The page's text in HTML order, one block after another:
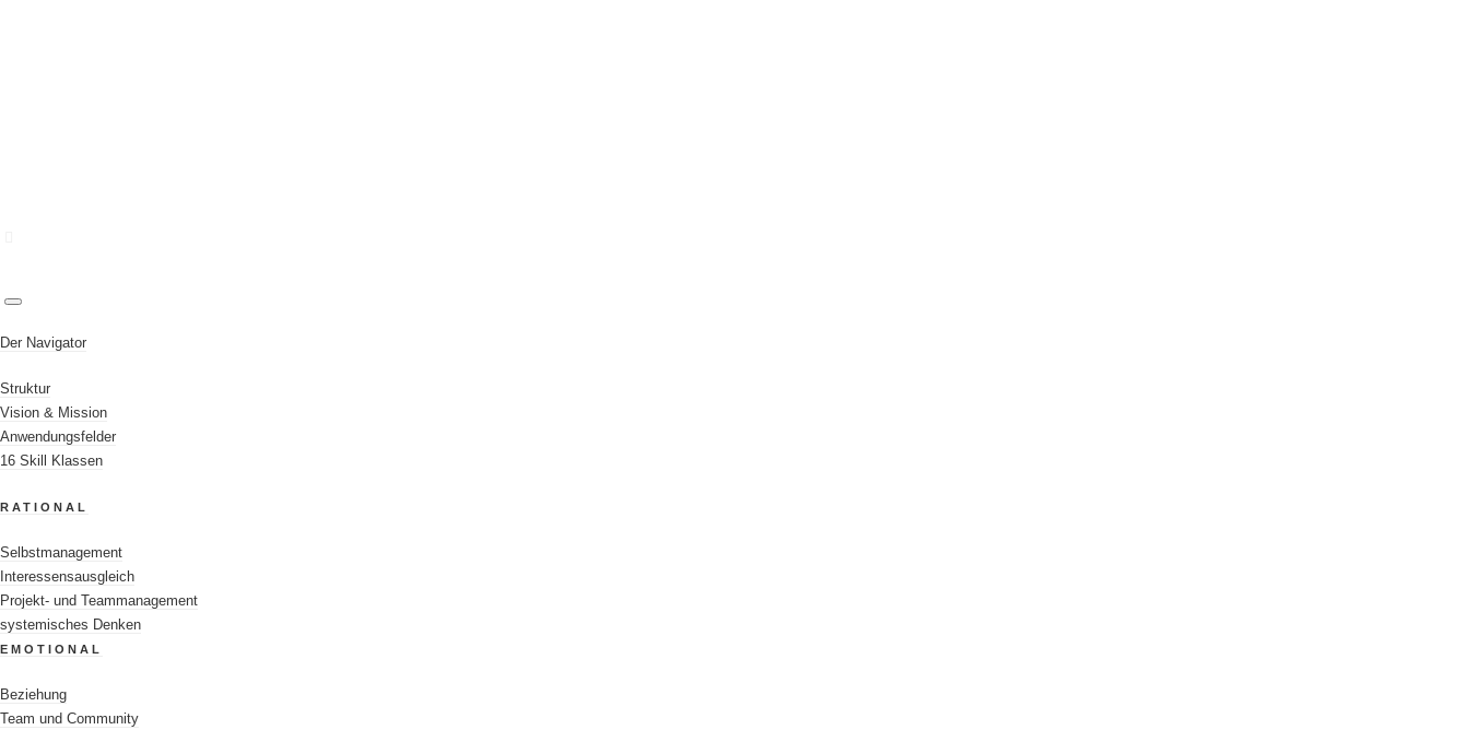
Der Navigator
Struktur
Vision & Mission
Anwendungsfelder
16 Skill Klassen
RATIONAL
Selbstmanagement
Interessensausgleich
Projekt- und Teammanagement
systemisches Denken
EMOTIONAL
Beziehung
Team und Community